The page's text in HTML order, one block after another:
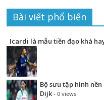
tụ
địch
Bài viết phổ biến
Icardi là mẫu tiền đạo khá
Bộ sưu tập hình
Dijk - 0 views